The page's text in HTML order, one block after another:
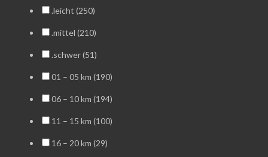
.leicht (250)
.mittel (210)
.schwer (51)
01 – 05 km (190)
06 – 10 km (194)
11 – 15 km (100)
16 – 20 km (29)